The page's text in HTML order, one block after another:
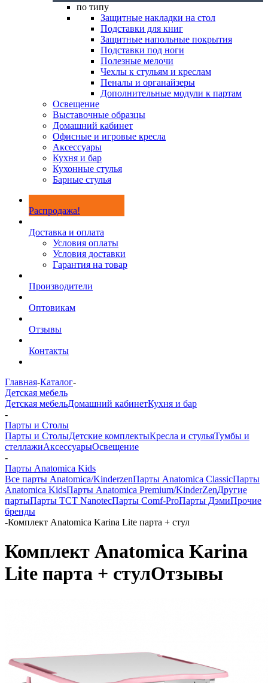
по типу
Защитные накладки на стол
Подставки для книг
Защитные напольные покрытия
Подставки под ноги
Полезные мелочи
Чехлы к стульям и креслам
Пеналы и органайзеры
Дополнительные модули к партам
Освещение
Выставочные образцы
Домашний кабинет
Офисные и игровые кресла
Аксессуары
Кухня и бар
Кухонные стулья
Барные стулья
Распродажа!
Доставка и оплата
Условия оплаты
Условия доставки
Гарантия на товар
Производители
Оптовикам
Отзывы
Контакты
Главная-Каталог-
Детская мебель
Детская мебельДомашний кабинетКухня и бар
-
Парты и Столы
Парты и СтолыДетские комплектыКресла и стульяТумбы и
стеллажиАксессуарыОсвещение
-
Парты Anatomica Kids
Все парты Anatomica/KinderzenПарты Anatomica ClassicПарты
Anatomica KidsПарты Anatomica Premium/KinderZenДругие
партыПарты TCT NanotecПарты Comf-ProПарты ДэмиПрочие
бренды
-Комплект Anatomica Karina Lite парта + стул
Комплект Anatomica Karina
Lite парта + стулОтзывы